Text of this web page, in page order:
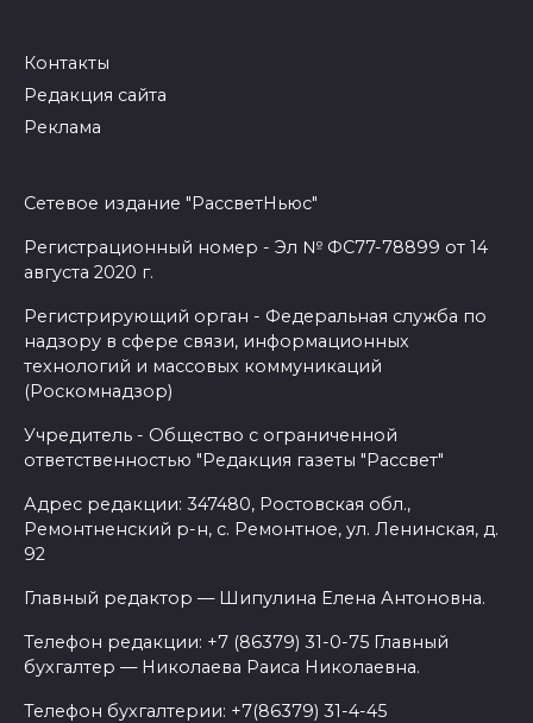
Контакты
Редакция сайта
Реклама
Сетевое издание "РассветНьюс"
Регистрационный номер - Эл № ФС77-78899 от 14
августа 2020 г.
Регистрирующий орган - Федеральная служба по
надзору в сфере связи, информационных
технологий и массовых коммуникаций
(Роскомнадзор)
Учредитель - Общество с ограниченной
ответственностью "Редакция газеты "Рассвет"
Адрес редакции: 347480, Ростовская обл.,
Ремонтненский р-н, с. Ремонтное, ул. Ленинская, д.
92
Главный редактор — Шипулина Елена Антоновна.
Телефон редакции: +7 (86379) 31-0-75 Главный
бухгалтер — Николаева Раиса Николаевна.
Телефон бухгалтерии: +7(86379) 31-4-45